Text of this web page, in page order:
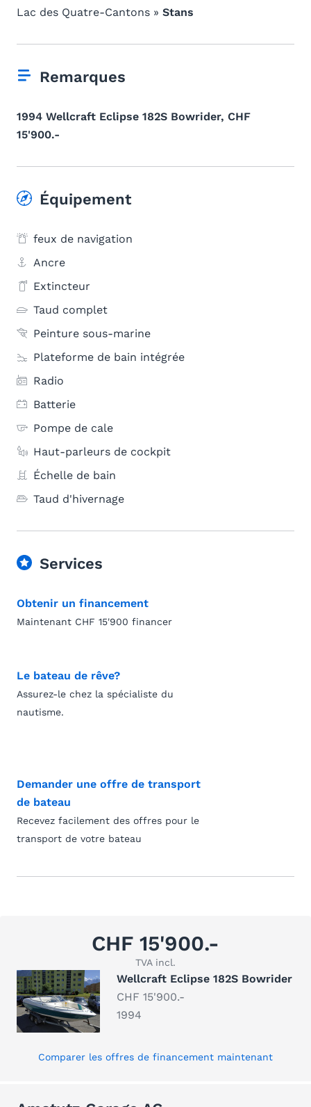
Lac des Quatre-Cantons » Stans
Remarques
1994 Wellcraft Eclipse 182S Bowrider, CHF
15'900.-
Équipement
feux de navigation
Ancre
Extincteur
Taud complet
Peinture sous-marine
Plateforme de bain intégrée
Radio
Batterie
Pompe de cale
Haut-parleurs de cockpit
Échelle de bain
Taud d'hivernage
Services
Obtenir un financement
Maintenant CHF 15'900 financer
Le bateau de rêve?
Assurez-le chez la spécialiste du
nautisme.
Demander une offre de transport
de bateau
Recevez facilement des offres pour le
transport de votre bateau
CHF 15'900.-
TVA incl.
Wellcraft Eclipse 182S Bowrider
CHF 15'900.-
1994
Comparer les offres de financement maintenant